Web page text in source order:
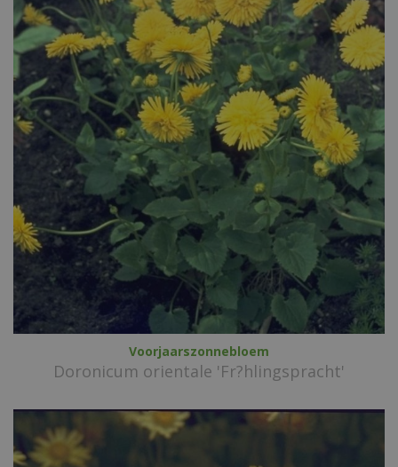
Voorjaarszonnebloem
Doronicum orientale 'Fr?hlingspracht'